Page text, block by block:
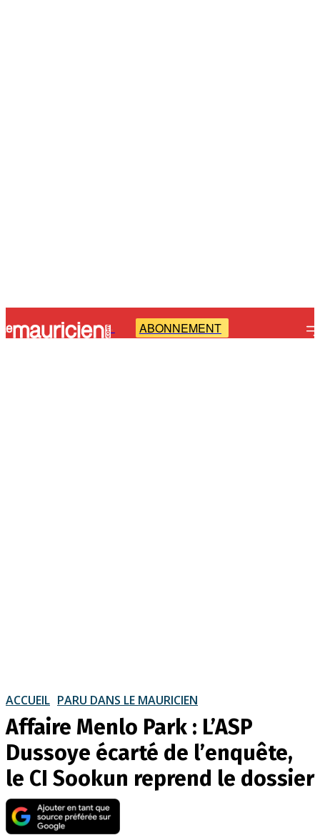
- ABONNEMENT
ACCUEIL PARU DANS LE MAURICIEN
Affaire Menlo Park : L’ASP
Dussoye écarté de l’enquête,
le CI Sookun reprend le dossier